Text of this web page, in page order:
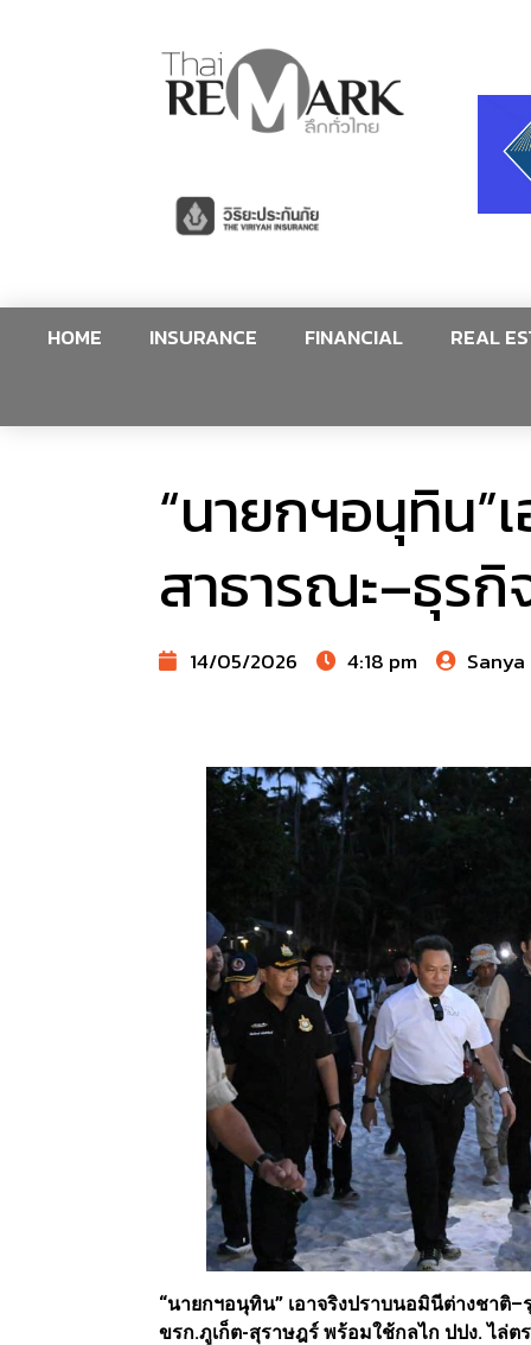
HOME INSURANCE FINANCIAL REAL
“นายกฯอนุทิน”
สาธารณะ–ธุรกิ
14/05/2026 4:18 pm Sanya
“นายกฯอนุทิน” เอาจริงปราบนอมินีต่างชาติ
ขรก.ภูเก็ต-สุราษฎร์ พร้อมใช้กลไก ปปง. ไล่ต